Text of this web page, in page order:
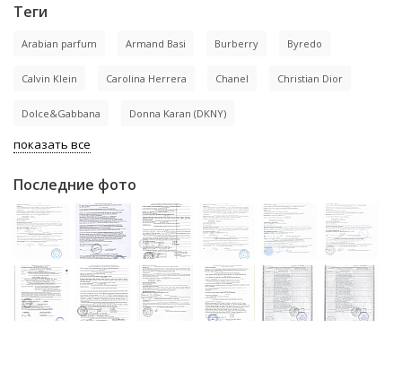
Теги
Arabian parfum Armand Basi Burberry Byredo
Calvin Klein Carolina Herrera Chanel Christian Dior
Dolce&Gabbana Donna Karan (DKNY)
показать все
Последние фото